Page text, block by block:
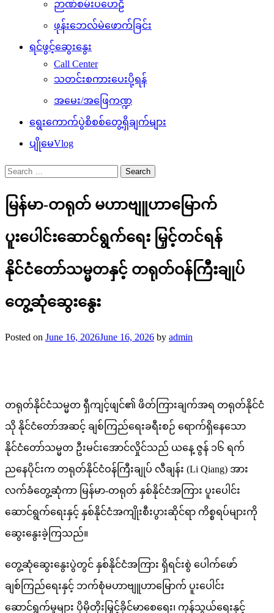
ဉာဏ်စမ်းပဟေဠိ
ဖုန်းဘေလ်မဲဖောက်ခြင်း
ရင်ဖွင့်ဆွေးနွေး
Call Center
သတင်းစကားပေးပို့ရန်
အမေး/အဖြေကဏ္ဍ
ရွေးကောက်ပွဲစိစစ်တွေ့ရှိချက်များ
ပျိုမေVlog
Search
for:
မြန်မာ-တရုတ် မဟာဗျူဟာမြောက်
ပူးပေါင်းဆောင်ရွက်ရေး မြှင့်တင်ရန်
နိုင်ငံတော်သမ္မတနှင့် တရုတ်ဝန်ကြီးချုပ်
တွေ့ဆုံဆွေးနွေး
Posted on June 16, 2026June 16, 2026 by admin
တရုတ်နိုင်ငံသမ္မတ ရှီကျင့်ဖျင်၏ ဖိတ်ကြားချက်အရ တရုတ်နိုင်ငံ
သို နိုင်ငံတော်အဆင့် ချစ်ကြည်ရေးခရီးစဉ် ရောက်ရှိနေသော
နိုင်ငံတော်သမ္မတ ဦးမင်းအောင်လှိုင်သည် ယနေ့ ဇွန် ၁၆ ရက်
ညနေပိုင်းက တရုတ်နိုင်ငံဝန်ကြီးချုပ် လီချန်း (Li Qiang) အား
လက်ခံတွေ့ဆုံကာ မြန်မာ-တရုတ် နှစ်နိုင်ငံအကြား ပူးပေါင်း
ဆောင်ရွက်ရေးနှင့် နှစ်နိုင်ငံအကျိုးစီးပွားဆိုင်ရာ ကိစ္စရပ်များကို
ဆွေးနွေးခဲ့ကြသည်။
တွေ့ဆုံဆွေးနွေးပွဲတွင် နှစ်နိုင်ငံအကြား ရှိရင်းစွဲ ပေါက်ဖော်
ချစ်ကြည်ရေးနှင့် ဘက်စုံမဟာဗျူဟာမြောက် ပူးပေါင်း
ဆောင်ရွက်မှုများ ပိုမိုတိုးမြှင့်ခိုင်မာစေရေး၊ ကုန်သွယ်ရေးနှင့်